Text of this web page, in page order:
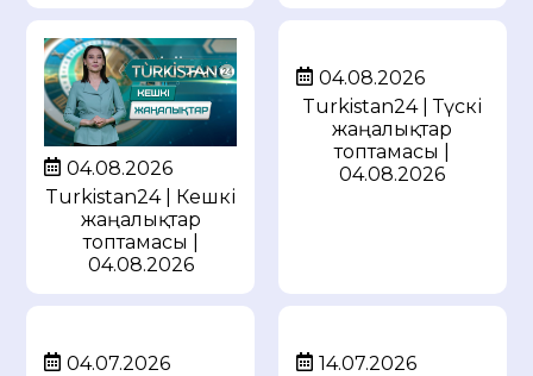
04.08.2026
Turkistan24 | Кешкі
жаңалықтар
топтамасы |
04.08.2026
04.08.2026
Turkistan24 | Түскі
жаңалықтар
топтамасы |
04.08.2026
04.07.2026
14.07.2026